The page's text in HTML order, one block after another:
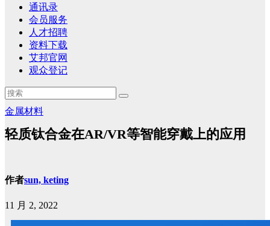
通讯录
会员服务
人才招聘
资料下载
艾邦官网
观众登记
金属材料
轻质钛合金在AR/VR等智能穿戴上的应用
作者sun, keting
11 月 2, 2022